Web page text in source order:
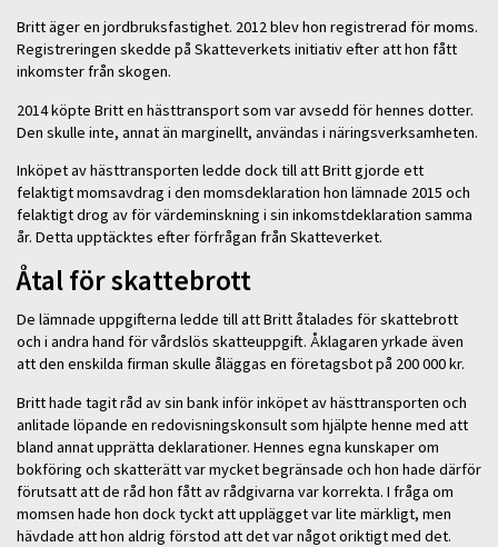
Britt äger en jordbruksfastighet. 2012 blev hon registrerad för moms.
Registreringen skedde på Skatteverkets initiativ efter att hon fått
inkomster från skogen.
2014 köpte Britt en hästtransport som var avsedd för hennes dotter.
Den skulle inte, annat än marginellt, användas i näringsverksamheten.
Inköpet av hästtransporten ledde dock till att Britt gjorde ett
felaktigt momsavdrag i den momsdeklaration hon lämnade 2015 och
felaktigt drog av för värdeminskning i sin inkomstdeklaration samma
år. Detta upptäcktes efter förfrågan från Skatteverket.
Åtal för skattebrott
De lämnade uppgifterna ledde till att Britt åtalades för skattebrott
och i andra hand för vårdslös skatteuppgift. Åklagaren yrkade även
att den enskilda firman skulle åläggas en företagsbot på 200 000 kr.
Britt hade tagit råd av sin bank inför inköpet av hästtransporten och
anlitade löpande en redovisningskonsult som hjälpte henne med att
bland annat upprätta deklarationer. Hennes egna kunskaper om
bokföring och skatterätt var mycket begränsade och hon hade därför
förutsatt att de råd hon fått av rådgivarna var korrekta. I fråga om
momsen hade hon dock tyckt att upplägget var lite märkligt, men
hävdade att hon aldrig förstod att det var något oriktigt med det.